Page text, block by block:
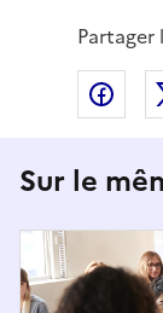
Partager
Sur le